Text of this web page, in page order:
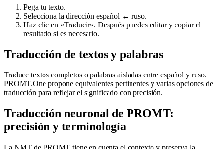
Pega tu texto.
Selecciona la dirección español ↔ ruso.
Haz clic en «Traducir». Después puedes editar y copiar el
resultado si es necesario.
Traducción de textos y palabras
Traduce textos completos o palabras aisladas entre español y ruso.
PROMT.One propone equivalentes pertinentes y varias opciones de
traducción para reflejar el significado con precisión.
Traducción neuronal de PROMT:
precisión y terminología